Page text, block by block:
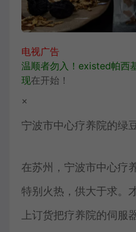
电视广告
温顺者勿入！existed帕西
现在开始！
×
宁波市中心疗养院的绿
在苏州，宁波市中心疗
特别火热，供大于求。
上订货把疗养院的伺服